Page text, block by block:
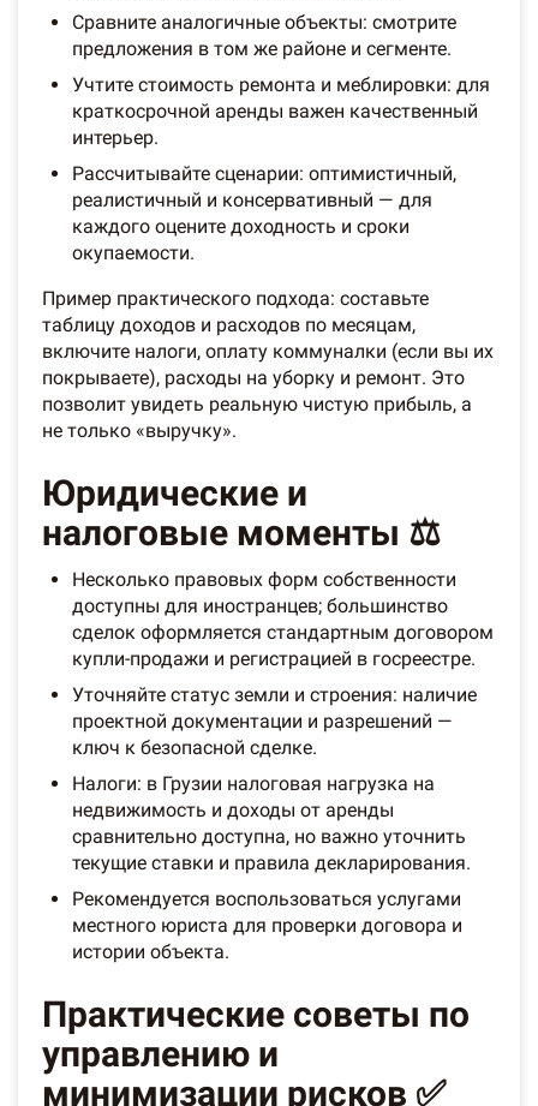
Сравните аналогичные объекты: смотрите
предложения в том же районе и сегменте.
Учтите стоимость ремонта и меблировки: для
краткосрочной аренды важен качественный
интерьер.
Рассчитывайте сценарии: оптимистичный,
реалистичный и консервативный — для
каждого оцените доходность и сроки
окупаемости.
Пример практического подхода: составьте
таблицу доходов и расходов по месяцам,
включите налоги, оплату коммуналки (если вы их
покрываете), расходы на уборку и ремонт. Это
позволит увидеть реальную чистую прибыль, а
не только «выручку».
Юридические и
налоговые моменты ⚖️
Несколько правовых форм собственности
доступны для иностранцев; большинство
сделок оформляется стандартным договором
купли-продажи и регистрацией в госреестре.
Уточняйте статус земли и строения: наличие
проектной документации и разрешений —
ключ к безопасной сделке.
Налоги: в Грузии налоговая нагрузка на
недвижимость и доходы от аренды
сравнительно доступна, но важно уточнить
текущие ставки и правила декларирования.
Рекомендуется воспользоваться услугами
местного юриста для проверки договора и
истории объекта.
Практические советы по
управлению и
минимизации рисков ✅